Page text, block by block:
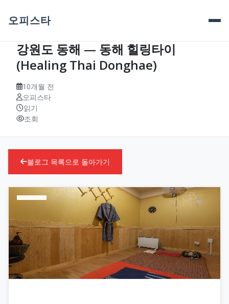
오피스타
강원도 동해 — 동해 힐링타이
(Healing Thai Donghae)
10개월 전
오피스타
읽기
조회
블로그 목록으로 돌아가기